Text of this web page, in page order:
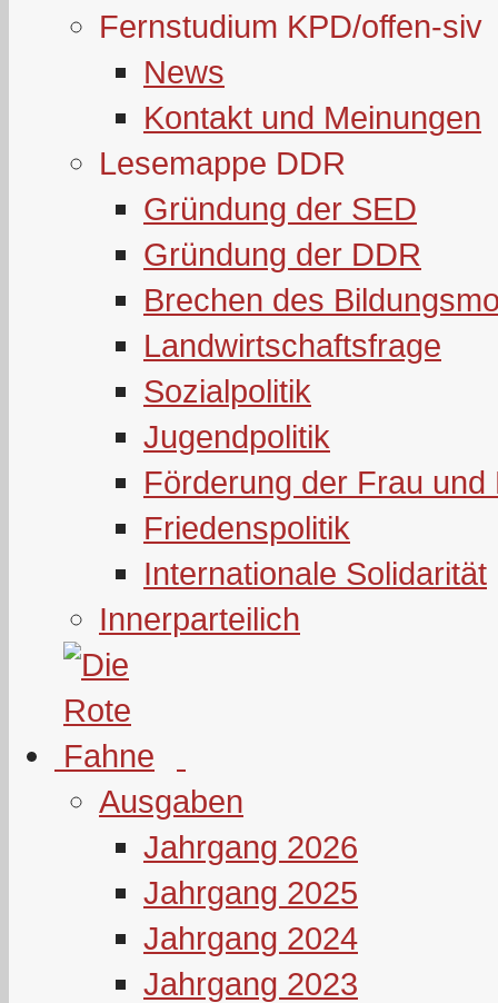
Fernstudium KPD/offen-siv
News
Kontakt und Meinungen
Lesemappe DDR
Gründung der SED
Gründung der DDR
Brechen des
Landwirtschaftsfrage
Sozialpolitik
Jugendpolitik
Förderung der Frau und
Friedenspolitik
Internationale Solidarität
Innerparteilich
Ausgaben
Jahrgang 2026
Jahrgang 2025
Jahrgang 2024
Jahrgang 2023